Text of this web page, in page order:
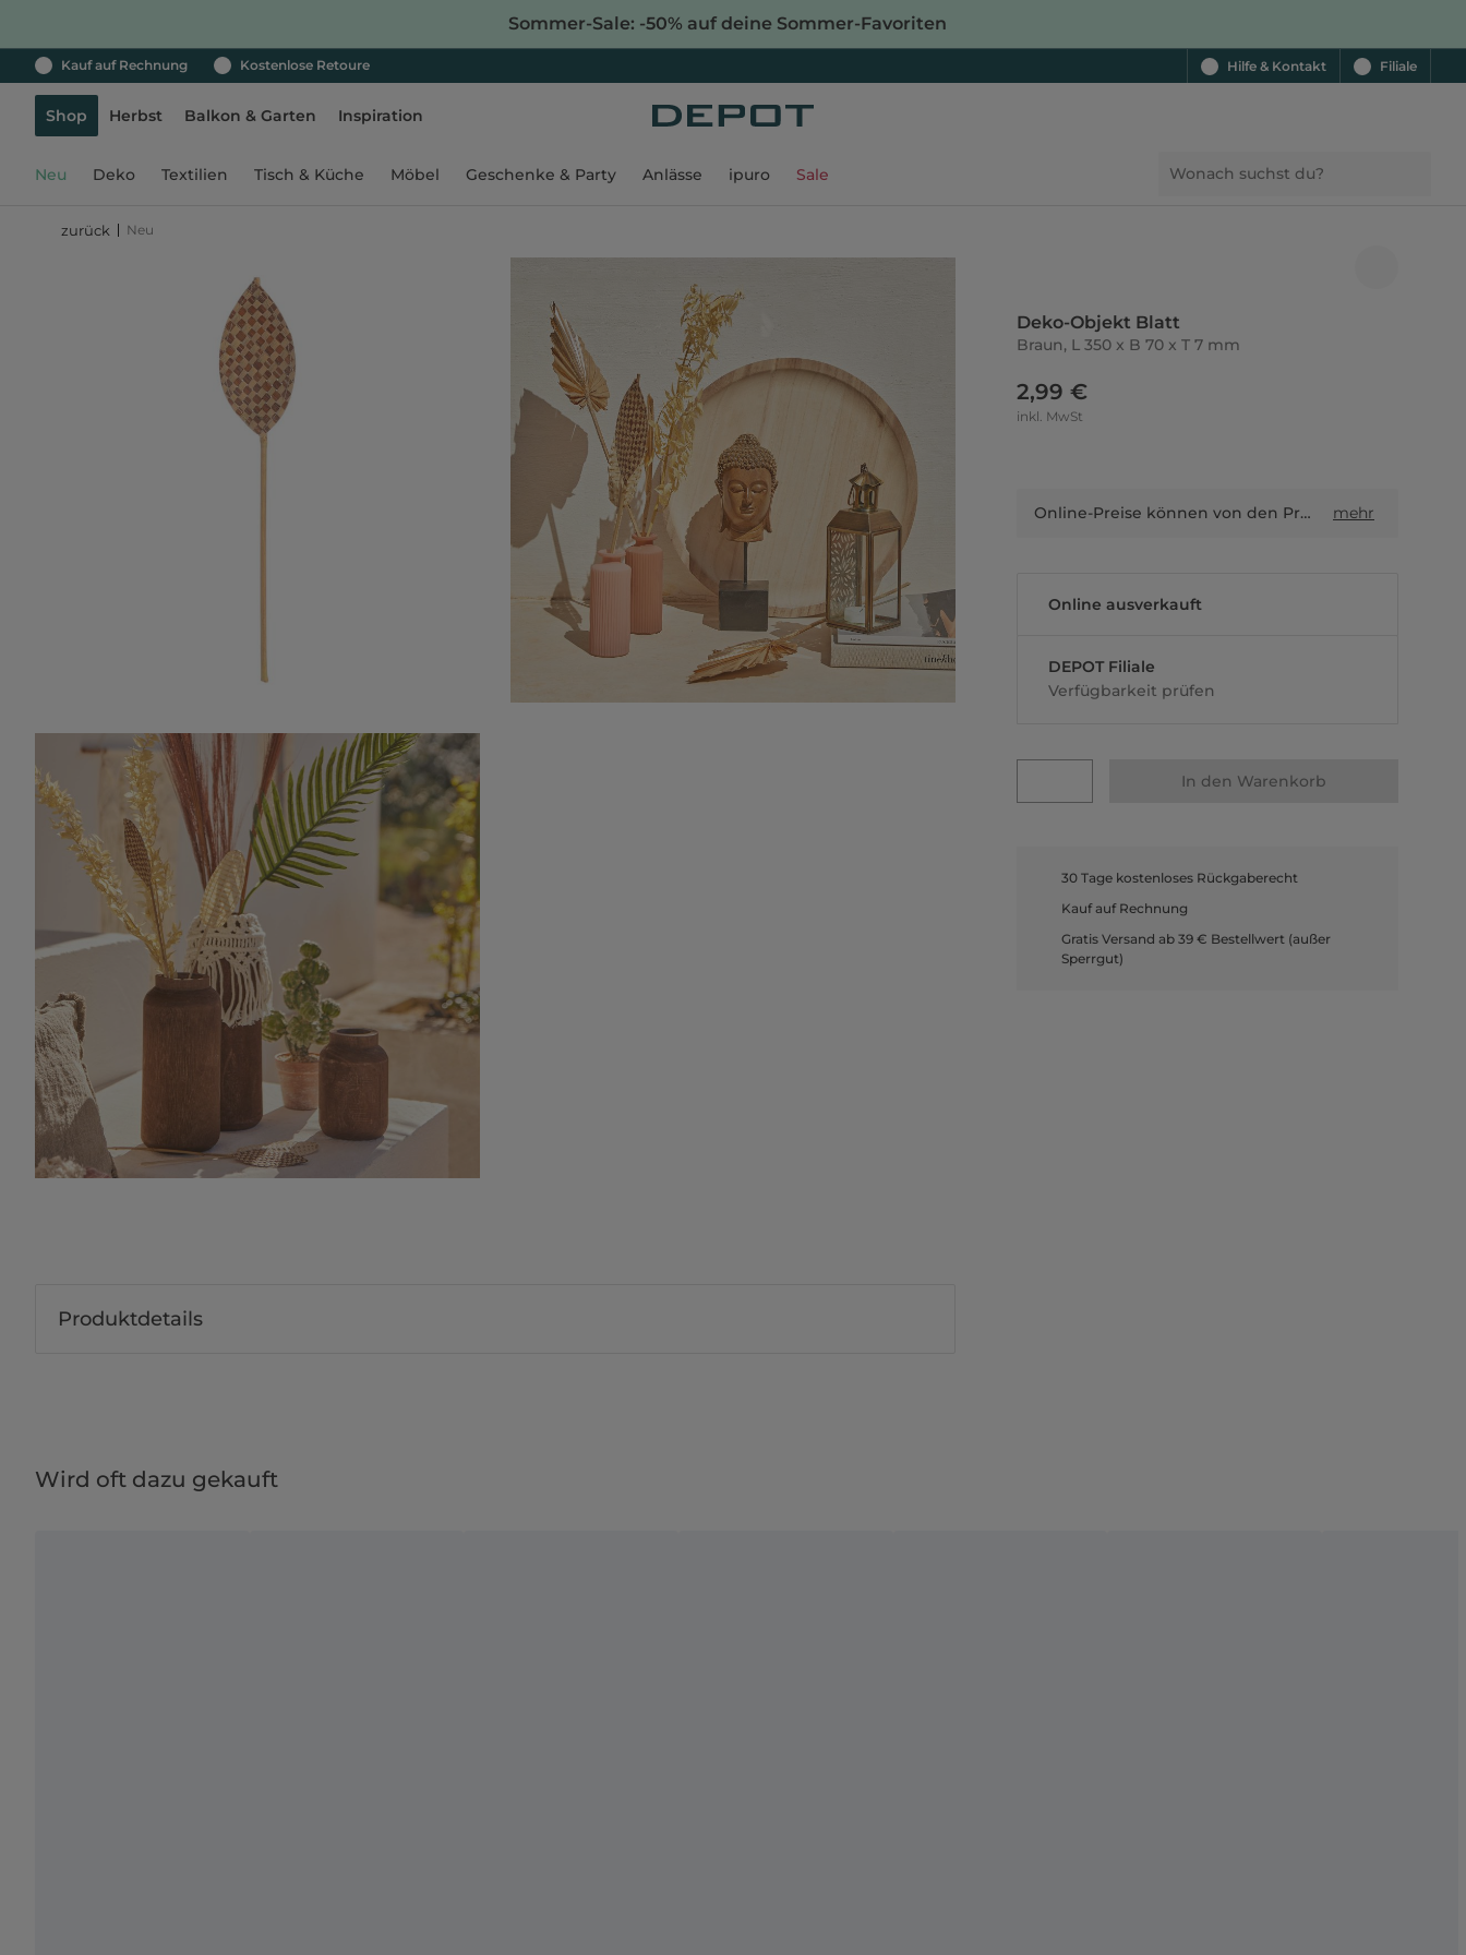
Sommer-Sale: -50% auf deine Sommer-Favoriten
Kauf auf Rechnung Kostenlose Retoure Hilfe & Kontakt Filiale
Shop Herbst Balkon & Garten Inspiration
Neu Deko Textilien Tisch & Küche Möbel Geschenke & Party Anlässe ipuro Sale
zurück Neu
Deko-Objekt Blatt
Braun, L 350 x B 70 x T 7 mm
2,99 €
inkl. MwSt
Online-Preise können von den Preisen in Filialen sowie Shop-in-Shop-Flächen abweichen. mehr
Online ausverkauft
DEPOT Filiale
Verfügbarkeit prüfen
In den Warenkorb
30 Tage kostenloses Rückgaberecht
Kauf auf Rechnung
Gratis Versand ab 39 € Bestellwert (außer
Sperrgut)
Produktdetails
Wird oft dazu gekauft